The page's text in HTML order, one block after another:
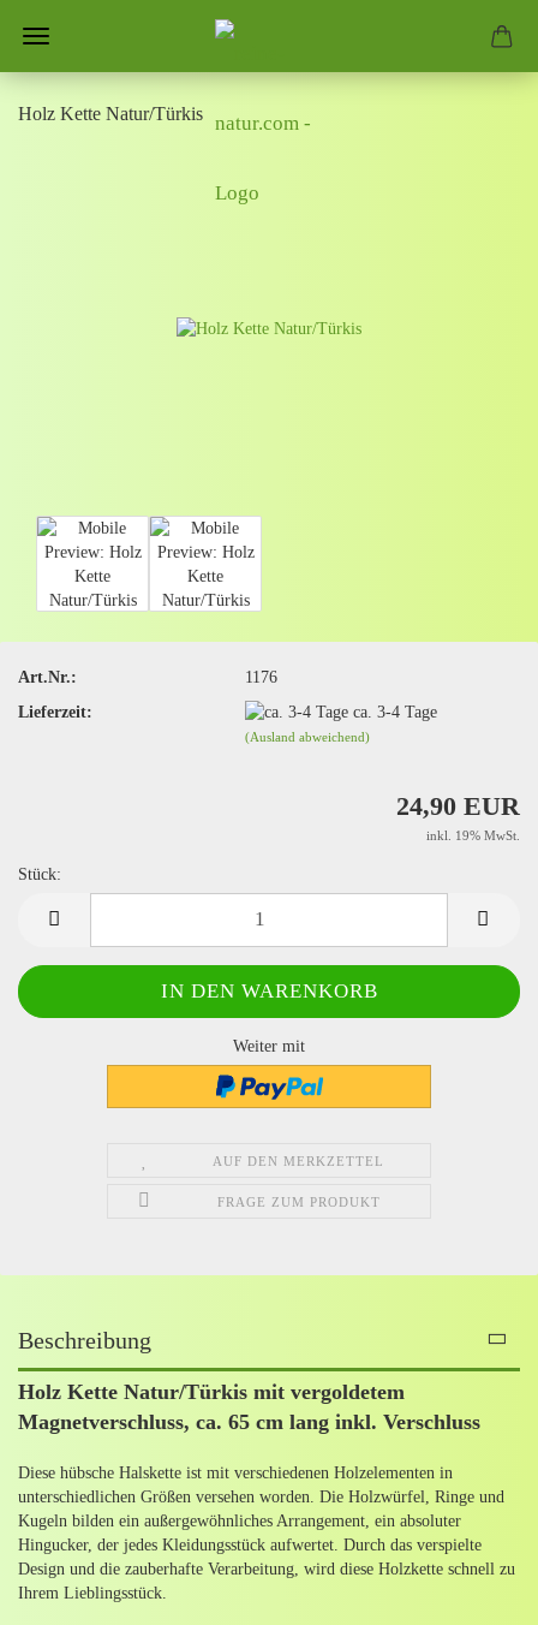
Holz Kette Natur/Türkis
Art.Nr.:
1176
Lieferzeit:
ca. 3-4 Tage
(Ausland abweichend)
24,90 EUR
inkl. 19% MwSt.
Stück:
Weiter mit
AUF DEN MERKZETTEL
FRAGE ZUM PRODUKT
Beschreibung
Holz Kette Natur/Türkis mit vergoldetem
Magnetverschluss, ca. 65 cm lang inkl. Verschluss
Diese hübsche Halskette ist mit verschiedenen Holzelementen in
unterschiedlichen Größen versehen worden. Die Holzwürfel, Ringe und
Kugeln bilden ein außergewöhnliches Arrangement, ein absoluter
Hingucker, der jedes Kleidungsstück aufwertet. Durch das verspielte
Design und die zauberhafte Verarbeitung, wird diese Holzkette schnell zu
Ihrem Lieblingsstück.